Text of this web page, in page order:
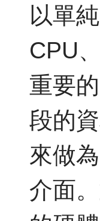
以單
CPU
重要
段的
來做
介面